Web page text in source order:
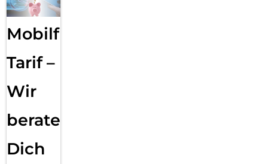
Mobilfunk
Tarif –
Wir
beraten
Dich